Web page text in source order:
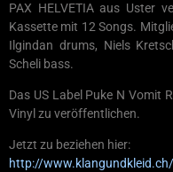
PAX HELVETIA aus Uster
Kassette mit 12 Songs.
Ilgindan drums, Niels
Scheli bass.
Das US Label Puke N Vomit
Vinyl zu veröffentlichen.
Jetzt zu beziehen hier:
http://